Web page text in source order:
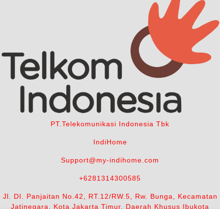
PT.Telekomunikasi Indonesia Tbk
IndiHome
Support@my-indihome.com
+6281314300585
Jl. DI. Panjaitan No.42, RT.12/RW.5, Rw. Bunga, Kecamatan
Jatinegara, Kota Jakarta Timur, Daerah Khusus Ibukota